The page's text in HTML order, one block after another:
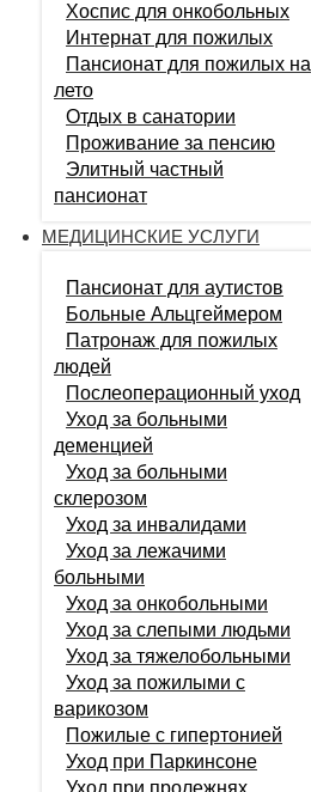
Хоспис для онкобольных
Интернат для пожилых
Пансионат для пожилых на
лето
Отдых в санатории
Проживание за пенсию
Элитный частный
пансионат
МЕДИЦИНСКИЕ УСЛУГИ
Пансионат для аутистов
Больные Альцгеймером
Патронаж для пожилых
людей
Послеоперационный уход
Уход за больными
деменцией
Уход за больными
склерозом
Уход за инвалидами
Уход за лежачими
больными
Уход за онкобольными
Уход за слепыми людьми
Уход за тяжелобольными
Уход за пожилыми с
варикозом
Пожилые с гипертонией
Уход при Паркинсоне
Уход при пролежнях
Продолжая просмотр сайта, я
соглашаюсь с использованием файлов
cookie в соответствии с
конфиденциальности
Отказаться